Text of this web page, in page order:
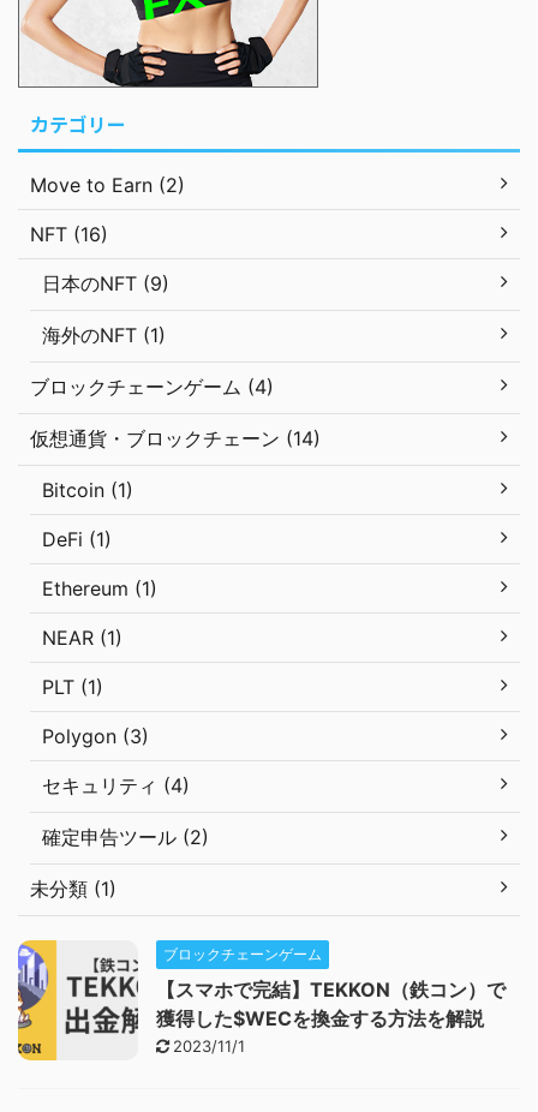
カテゴリー
Move to Earn (2)
NFT (16)
日本のNFT (9)
海外のNFT (1)
ブロックチェーンゲーム (4)
仮想通貨・ブロックチェーン (14)
Bitcoin (1)
DeFi (1)
Ethereum (1)
NEAR (1)
PLT (1)
Polygon (3)
セキュリティ (4)
確定申告ツール (2)
未分類 (1)
ブロックチェーンゲーム
【スマホで完結】TEKKON（鉄コン）で
獲得した$WECを換金する方法を解説
2023/11/1